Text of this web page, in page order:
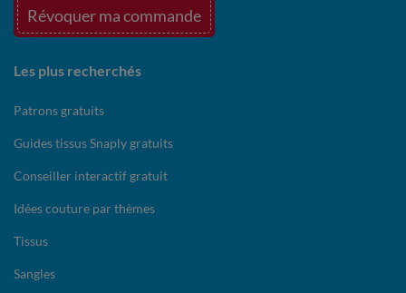
Révoquer ma commande
Les plus recherchés
Patrons gratuits
Guides tissus Snaply gratuits
Conseiller interactif gratuit
Idées couture par thèmes
Tissus
Sangles